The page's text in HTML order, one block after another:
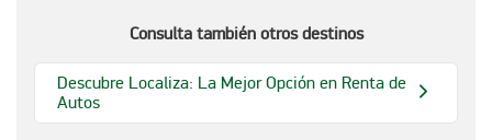
Consulta también otros destinos
Descubre Localiza: La Mejor Opción en Renta de
Autos